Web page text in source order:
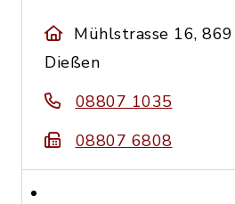
Mühlstrasse 16,
Dießen
08807 1035
08807 6808